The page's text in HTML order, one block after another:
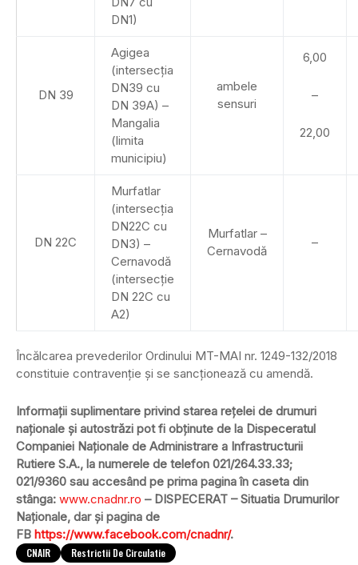
DN1)
DN 39
Agigea
(intersecția
DN39 cu
DN 39A) –
Mangalia
(limita
municipiu)
ambele
sensuri
6,00
–
22,00
DN 22C
Murfatlar
(intersecția
DN22C cu
DN3) –
Cernavodă
(intersecție
DN 22C cu
A2)
Murfatlar –
Cernavodă
–
Încălcarea prevederilor Ordinului MT-MAI nr. 1249-132/2018
constituie contravenţie şi se sancţionează cu amendă.
Informaţii suplimentare privind starea reţelei de drumuri
naţionale și autostrăzi pot fi obţinute de la Dispeceratul
Companiei Naţionale de Administrare a Infrastructurii
Rutiere S.A., la numerele de telefon 021/264.33.33;
021/9360 sau accesând pe prima pagina în caseta din
stânga: www.cnadnr.ro – DISPECERAT – Situatia Drumurilor
Naţionale, dar și pagina de
FB https://www.facebook.com/cnadnr/.
CNAIR Restrictii De Circulatie